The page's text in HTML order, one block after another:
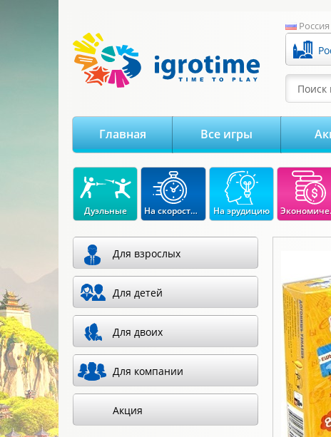
Россия
Поиск
Главная Все игры
Дуэльные На скорость реакции На эрудицию
Для взрослых
Для детей
Для двоих
Для компании
Акция